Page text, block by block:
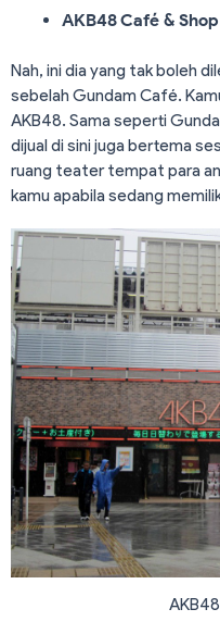
AKB48Café & Shop
Nah, ini dia yang tak boleh
sebelah Gundam Café.
AKB48. Sama seperti
dijual di sini juga bertema
ruang teater tempat para
kamu apabila sedang